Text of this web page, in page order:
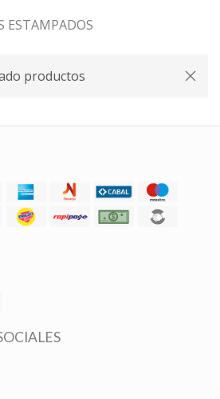
ESTAMPADOS
productos